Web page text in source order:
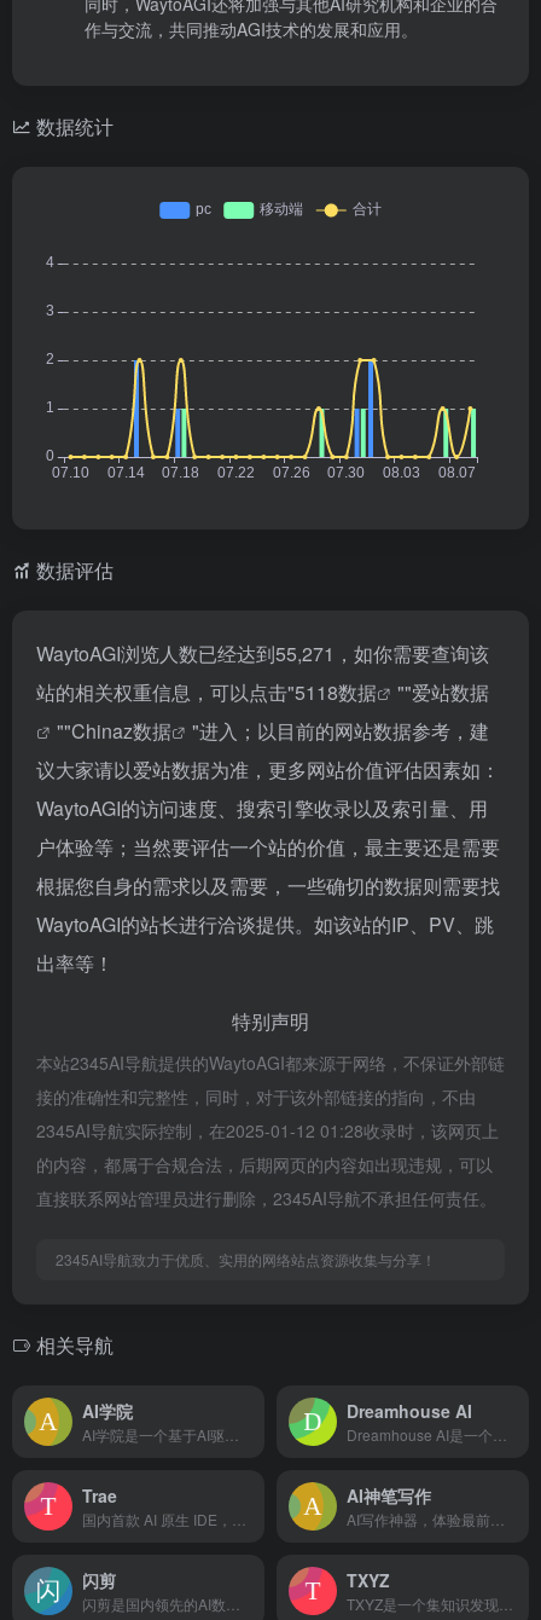
作与交流，共同推动AGI技术的发展和应用。
数据统计
数据评估
WaytoAGI浏览人数已经达到55,271，如你需要查询该
站的相关权重信息，可以点击"5118数据 ""爱站数据
""Chinaz数据
"进入；以目前的网站数据参考，建
议大家请以爱站数据为准，更多网站价值评估因素如：
WaytoAGI的访问速度、搜索引擎收录以及索引量、用
户体验等；当然要评估一个站的价值，最主要还是需要
根据您自身的需求以及需要，一些确切的数据则需要找
WaytoAGI的站长进行洽谈提供。如该站的IP、PV、跳
出率等！
特别声明
本站2345AI导航提供的WaytoAGI都来源于网络，不保证外部链
接的准确性和完整性，同时，对于该外部链接的指向，不由
2345AI导航实际控制，在2025-01-12 01:28收录时，该网页上
的内容，都属于合规合法，后期网页的内容如出现违规，可以
直接联系网站管理员进行删除，2345AI导航不承担任何责任。
2345AI导航致力于优质、实用的网络站点资源收集与分享！
相关导航
AI学院 Dreamhouse AI
Trae AI神笔写作
闪剪 TXYZ